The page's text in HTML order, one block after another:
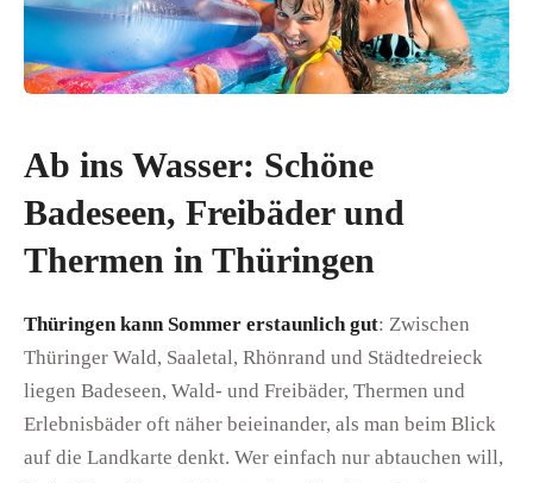
Ab ins Wasser: Schöne
Badeseen, Freibäder und
Thermen in Thüringen
Thüringen kann Sommer erstaunlich gut: Zwischen
Thüringer Wald, Saaletal, Rhönrand und Städtedreieck
liegen Badeseen, Wald- und Freibäder, Thermen und
Erlebnisbäder oft näher beieinander, als man beim Blick
auf die Landkarte denkt. Wer einfach nur abtauchen will,